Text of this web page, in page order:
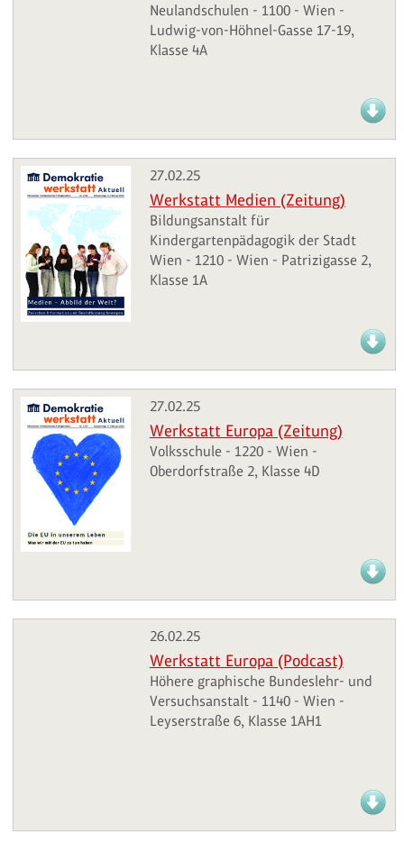
Neulandschulen - 1100 - Wien -
Ludwig-von-Höhnel-Gasse 17-19,
Klasse 4A
27.02.25
Werkstatt Medien (Zeitung)
Bildungsanstalt für
Kindergartenpädagogik der Stadt
Wien - 1210 - Wien - Patrizigasse 2,
Klasse 1A
27.02.25
Werkstatt Europa (Zeitung)
Volksschule - 1220 - Wien -
Oberdorfstraße 2, Klasse 4D
26.02.25
Werkstatt Europa (Podcast)
Höhere graphische Bundeslehr- und
Versuchsanstalt - 1140 - Wien -
Leyserstraße 6, Klasse 1AH1